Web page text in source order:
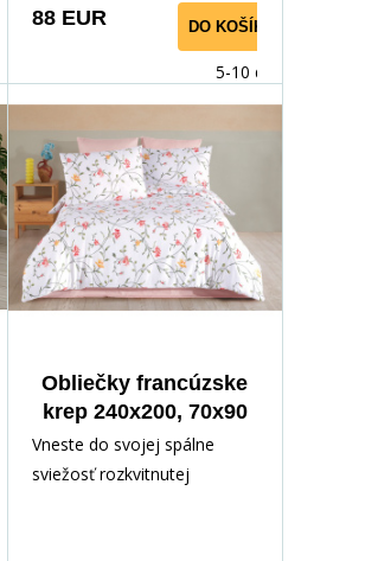
na francúzsku prikrývku
240x200cm a 2ks obliečky na
88 EUR DO KOŠÍKA
5-10 dnů
Obliečky francúzske
krep 240x200, 70x90
Aria
Vneste do svojej spálne
sviežosť rozkvitnutej